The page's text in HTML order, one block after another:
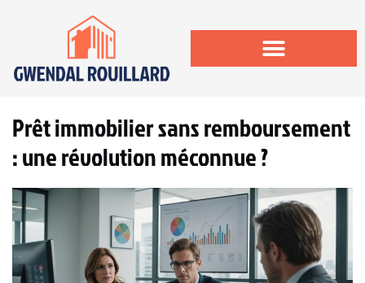
Prêt immobilier sans remboursement
: une révolution méconnue ?